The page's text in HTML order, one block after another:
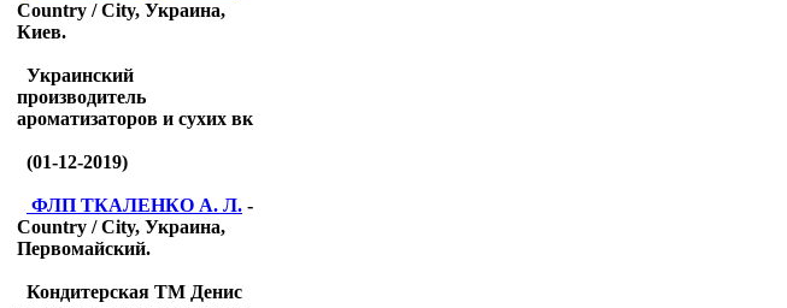
Country / City, Украина,
Киев.
Украинский
производитель
ароматизаторов и сухих вк
(01-12-2019)
ФЛП ТКАЛЕНКО А. Л. -
Country / City, Украина,
Первомайский.
Кондитерская ТМ Денис